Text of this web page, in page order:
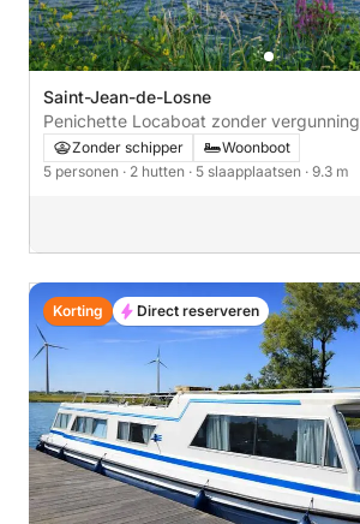
Saint-Jean-de-Losne
Penichette Locaboat zonder vergunning
Bourgondië
Zonder schipper
Woonboot
5 personen · 2 hutten · 5 slaapplaatsen · 9.3 m
Korting Direct reserveren